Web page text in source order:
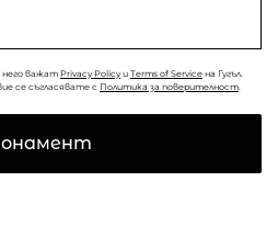
него важат Privacy Policy и Terms of Service на Гугъл.
се съгласявате с Политика за поверителност